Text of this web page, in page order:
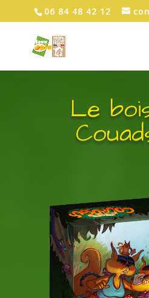
06 84 48 42 12
Le